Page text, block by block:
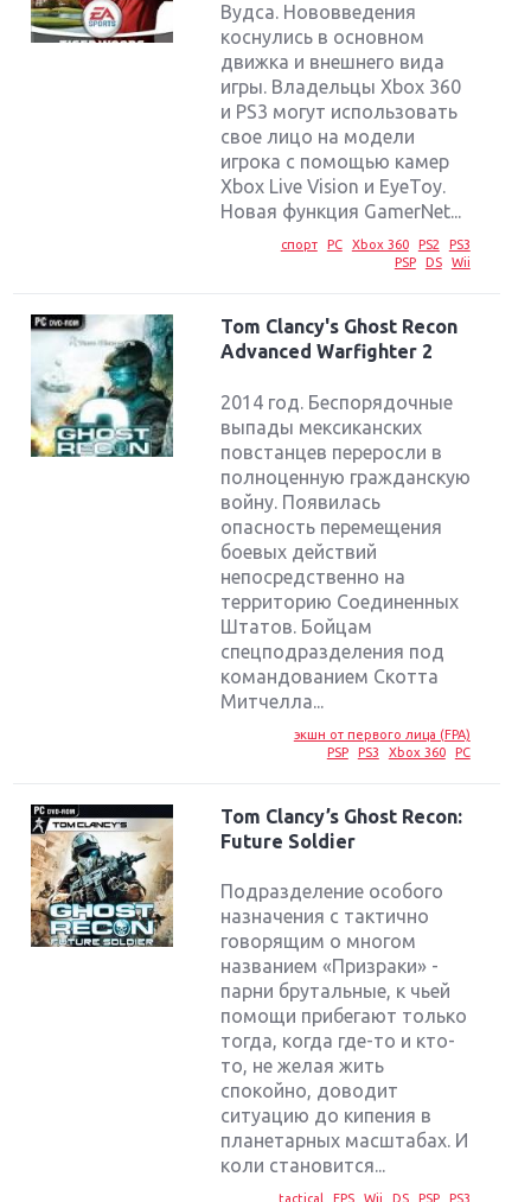
Вудса. Нововведения
коснулись в основном
движка и внешнего вида
игры. Владельцы Xbox 360
и PS3 могут использовать
свое лицо на модели
игрока с помощью камер
Xbox Live Vision и EyeToy.
Новая функция GamerNet...
спорт PC Xbox 360 PS2
PS3
PSP
DS Wii
Tom Clancy's Ghost Recon
Advanced Warfighter 2
2014 год. Беспорядочные
выпады мексиканских
повстанцев переросли в
полноценную гражданскую
войну. Появилась
опасность перемещения
боевых действий
непосредственно на
территорию Соединенных
Штатов. Бойцам
спецподразделения под
командованием Скотта
Митчелла...
экшн от первого лица (FPA)
PSP
PS3 Xbox 360 PC
Tom Clancy’s Ghost Recon:
Future Soldier
Подразделение особого
назначения с тактично
говорящим о многом
названием «Призраки» -
парни брутальные, к чьей
помощи прибегают только
тогда, когда где-то и кто-
то, не желая жить
спокойно, доводит
ситуацию до кипения в
планетарных масштабах. И
коли становится...
tactical FPS Wii DS PSP
PS3